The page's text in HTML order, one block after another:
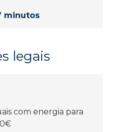
minutos
legais
com energia para